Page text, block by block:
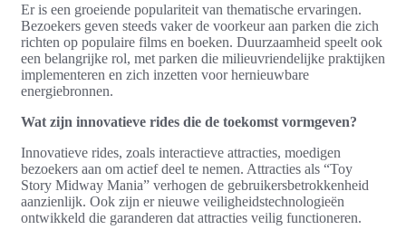
Er is een groeiende populariteit van thematische ervaringen.
Bezoekers geven steeds vaker de voorkeur aan parken die zich
richten op populaire films en boeken. Duurzaamheid speelt ook
een belangrijke rol, met parken die milieuvriendelijke praktijken
implementeren en zich inzetten voor hernieuwbare
energiebronnen.
Wat zijn innovatieve rides die de toekomst vormgeven?
Innovatieve rides, zoals interactieve attracties, moedigen
bezoekers aan om actief deel te nemen. Attracties als “Toy
Story Midway Mania” verhogen de gebruikersbetrokkenheid
aanzienlijk. Ook zijn er nieuwe veiligheidstechnologieën
ontwikkeld die garanderen dat attracties veilig functioneren.